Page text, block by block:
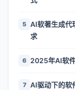
5 AI软著生成代
求
6 2025年AI软
7 AI驱动下的软